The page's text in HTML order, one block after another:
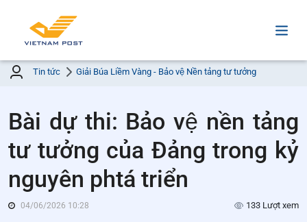
Tin tức Giải Búa Liềm Vàng - Bảo vệ Nền tảng tư tưởng
Bài dự thi: Bảo vệ nền tảng
tư tưởng của Đảng trong kỷ
nguyên phtá triển
04/06/2026 10:28 133 Lượt xem